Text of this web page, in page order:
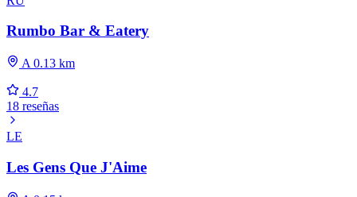
Rumbo Bar & Eatery
A 0.13 km
4.7
18 reseñas
LE
Les Gens Que J'Aime